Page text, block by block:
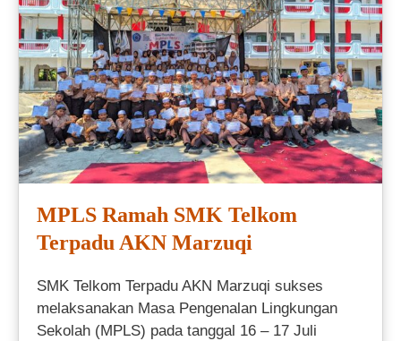
MPLS Ramah SMK Telkom
Terpadu AKN Marzuqi
SMK Telkom Terpadu AKN Marzuqi sukses
melaksanakan Masa Pengenalan Lingkungan
Sekolah (MPLS) pada tanggal 16 – 17 Juli